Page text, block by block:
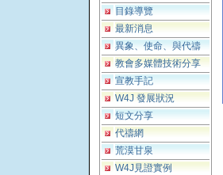
目錄導覽
最新消息
異象、使命、與代禱
教會多媒體技術分享
宣教手記
W4J 發展狀況
短文分享
代禱網
荒漠甘泉
W4J見證實例